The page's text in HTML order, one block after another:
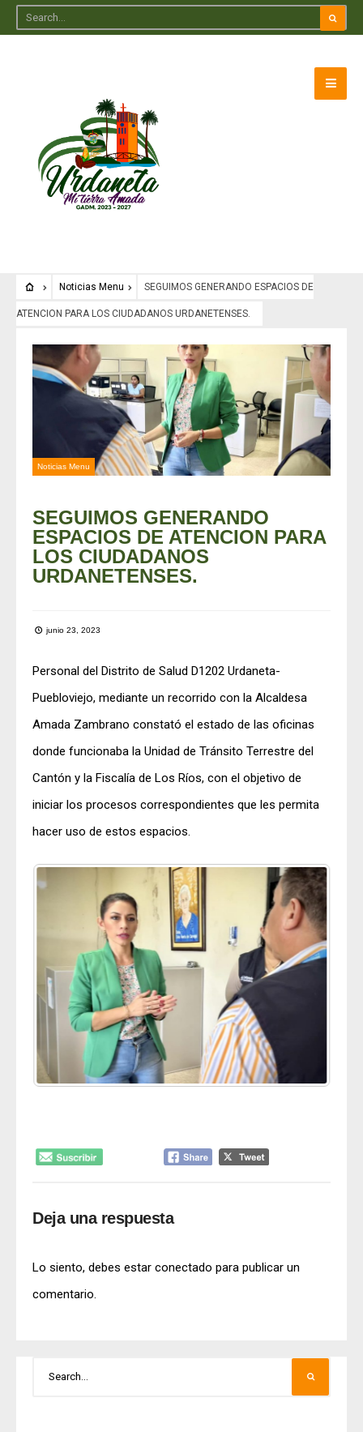
Noticias Menu SEGUIMOS GENERANDO ESPACIOS DE
ATENCION PARA LOS CIUDADANOS URDANETENSES.
Noticias Menu
SEGUIMOS GENERANDO
ESPACIOS DE ATENCION PARA
LOS CIUDADANOS
URDANETENSES.
junio 23, 2023
Personal del Distrito de Salud D1202 Urdaneta-
Puebloviejo, mediante un recorrido con la Alcaldesa
Amada Zambrano constató el estado de las oficinas
donde funcionaba la Unidad de Tránsito Terrestre del
Cantón y la Fiscalía de Los Ríos, con el objetivo de
iniciar los procesos correspondientes que les permita
hacer uso de estos espacios.
Deja una respuesta
Lo siento, debes estar conectado para publicar un
comentario.